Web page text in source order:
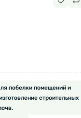
побелки помещений и
строительных